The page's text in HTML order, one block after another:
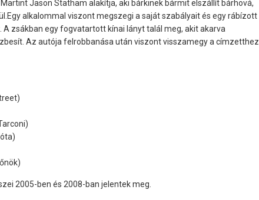
Jason Statham alakítja, aki bárkinek bármit elszállít bárhová,
Egy alkalommal viszont megszegi a saját szabályait és egy rábízott
zsákban egy fogvatartott kínai lányt talál meg, akit akarva
Az autója felrobbanása után viszont visszamegy a címzetthez
2005-ben és 2008-ban jelentek meg.